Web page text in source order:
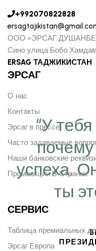
“У
успеха,
ты
+992070822828
ООО «ЭРСАГ ДУШАНБЕ»
Сино улица Бобо
ERSAG ТАДЖИКИСТАН
ЭРСАГ
О нас
Контакты
Эрсаг в прессе
Часто задаваемые
Наши банковские
Промоакции В Странах
СЕРВИС
Таблица премиальных
Эрсаг Европа